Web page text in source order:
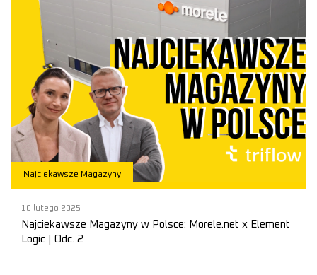
Najciekawsze Magazyny
10 lutego 2025
Najciekawsze Magazyny w Polsce: Morele.net x Element
Logic | Odc. 2